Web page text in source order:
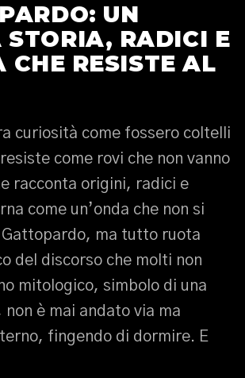
UN
STORIA, RADICI E
RESISTE AL
curiosità come fossero coltelli
come rovi che non vanno
racconta origini, radici e
come un’onda che non si
ma tutto ruota
del discorso che molti non
mitologico, simbolo di una
è mai andato via ma
fingendo di dormire. E